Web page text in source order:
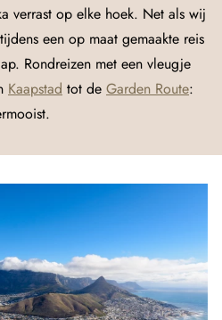
verrast op elke hoek. Net als wij
een op maat gemaakte reis
Rondreizen met een vleugje
Kaapstad tot de Garden Route: